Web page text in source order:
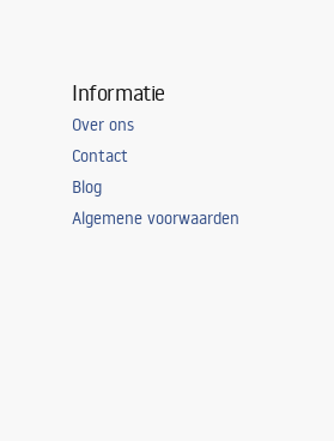
Informatie
Over ons
Contact
Blog
Algemene voorwaarden